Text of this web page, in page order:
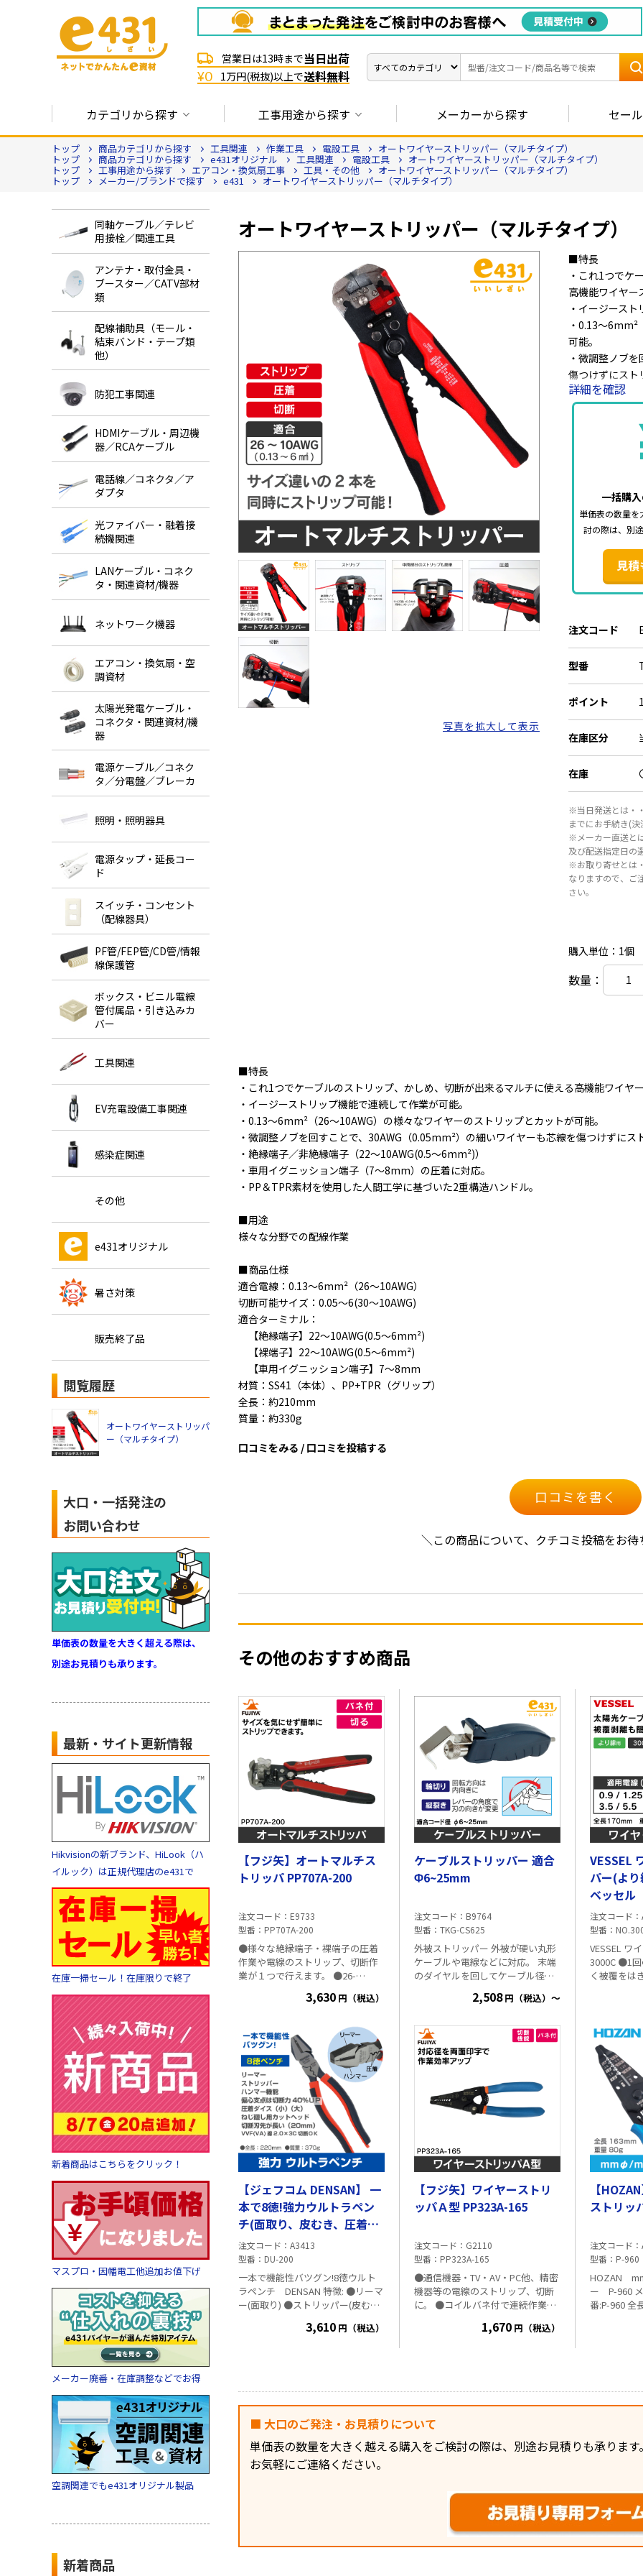
営業日は13時まで当日出荷
¥0 1万円(税抜)以上で送料無料
カテゴリから探す 工事用途から探す メーカーから探す セー
トップ 商品カテゴリから探す 工具関連 作業工具 電設工具 オートワイヤーストリッパー（マルチタイプ）
トップ 商品カテゴリから探す e431オリジナル 工具関連 電設工具 オートワイヤーストリッパー（マルチタイプ）
トップ 工事用途から探す エアコン・換気扇工事 工具・その他 オートワイヤーストリッパー（マルチタイプ）
トップ メーカー/ブランドで探す e431 オートワイヤーストリッパー（マルチタイプ）
同軸ケーブル／テレビ
用接栓／関連工具
アンテナ・取付金具・
ブースター／CATV部材
類
配線補助具（モール・
結束バンド・テープ類
他）
防犯工事関連
HDMIケーブル・周辺機
器／RCAケーブル
電話線／コネクタ／ア
ダプタ
光ファイバー・融着接
続機関連
LANケーブル・コネク
タ・関連資材/機器
ネットワーク機器
エアコン・換気扇・空
調資材
太陽光発電ケーブル・
コネクタ・関連資材/機
器
電源ケーブル／コネク
タ／分電盤／ブレーカ
照明・照明器具
電源タップ・延長コー
ド
スイッチ・コンセント
（配線器具）
PF管/FEP管/CD管/情報
線保護管
ボックス・ビニル電線
管付属品・引き込みカ
バー
工具関連
EV充電設備工事関連
感染症関連
その他
e431オリジナル
暑さ対策
販売終了品
閲覧履歴
オートワイヤーストリッパ
ー（マルチタイプ）
大口・一括発注の
お問い合わせ
単価表の数量を大きく超える際は、
別途お見積りも承ります。
最新・サイト更新情報
Hikvisionの新ブランド、HiLook（ハ
イルック）は正規代理店のe431で
在庫一掃セール！在庫限りで終了
新着商品はこちらをクリック！
マスプロ・因幡電工他追加お値下げ
メーカー廃番・在庫調整などでお得
空調関連でもe431オリジナル製品
新着商品
オートワイヤーストリッパー（マルチタイプ）
■特長
・これ1つでケ
高機能ワイヤー
・イージースト
・0.13～6mm²
可能。
・微調整ノブ
傷つけずにスト
・絶縁端子／非
・車用イグニ
・PP＆TPR素
■商品仕様
適合電線：
適合ターミナル：
【絶縁端子】
【裸端子】22
材質：SS41（
全長：約210mm
詳細を確認
一括購
単価表の数量を
討の際は、別
見
注文コード
型番
ポイント
在庫区分
在庫
※当日発送とは・
までにお手続き(
※メーカー直送と
及び配送指定日の
※お取り寄せとは
なりますので、ご
さい。
購入単位：1個
数量：
写真を拡大して表示
■特長
・これ1つでケーブルのストリップ、かしめ、切断が出来るマルチに使える高機能ワイヤー
・イージーストリップ機能で連続して作業が可能。
・0.13～6mm²（26～10AWG）の様々なワイヤーのストリップとカットが可能。
・微調整ノブを回すことで、30AWG（0.05mm²）の細いワイヤーも芯線を傷つけずにス
・絶縁端子／非絶縁端子（22～10AWG(0.5～6mm²)）
・車用イグニッション端子（7～8mm）の圧着に対応。
・PP＆TPR素材を使用した人間工学に基づいた2重構造ハンドル。
■用途
様々な分野での配線作業
■商品仕様
適合電線：0.13～6mm²（26～10AWG）
切断可能サイズ：0.05～6(30～10AWG)
適合ターミナル：
【絶縁端子】22～10AWG(0.5～6mm²)
【裸端子】22～10AWG(0.5～6mm²)
【車用イグニッション端子】7～8mm
材質：SS41（本体）、PP+TPR（グリップ）
全長：約210mm
質量：約330g
口コミをみる / 口コミを投稿する
口コミを書く
＼この商品について、クチコミ投稿をお
その他のおすすめ商品
【フジ矢】オートマルチス
トリッパ PP707A-200
注文コード
E9733
型番
PP707A-200
●様々な絶縁端子・裸端子の圧着
作業や電線のストリップ、切断作
業が１つで行えます。 ●26-
作業ができます。 ●22-10AWGの
できます。 ●7-8mmのファストン
端子のかしめ作業ができます。 ■
仕様 ・全長：200mm ・適合電
線：0.13～6mm² ・重量：340g
3,630 円（税込）
ケーブルストリッパー 適合
Φ6~25mm
注文コード
B9764
型番
TKG-CS625
外被ストリッパー 外被が硬い丸形
ケーブルや電線などに対応。 末端
のダイヤルを回してケーブル径に
ルを回すと刃の長さが調節できま
に回すことで先端の皮むきができ
ます、 レバーを倒すことで刃が90
度回転し、中間の外被を縦に裂く
2,508 円（税込）～
VESSEL
パー(よ
ベッセル
注文コード
型番
VESSEL ワ
3000C ●1回の操作で完璧にすばや
く被覆をは
具、電気
に使える
付。 適用電線：より線用 0.9mm² /
1.25mm² /
【ジェフコム DENSAN】 一
本で8徳!強力ウルトラペン
チ(面取り、皮むき、圧着ダ
イスなど)
注文コード
A3413
型番
DU-200
一本で機能性バツグン!8徳ウルト
ラペンチ DENSAN 特徴: ●リーマ
ー(面取り) ●ストリッパー(皮むき)
(20mm)VA2.0×3C 切断OK ●ハン
3,610 円（税込）
【フジ矢】ワイヤーストリ
ッパＡ型 PP323A-165
注文コード
G2110
型番
PP323A-165
●通信機器・TV・AV・PC他、精密
機器等の電線のストリップ、切断
に。 ●コイルバネ付で連続作業に
に手にフィットする軟質成形樹脂
重量：140g ・適応電線サイズ
(AWG)：20・18・16・14・12・10
・適応電線サイズ(単線)：0.8・
1,670 円（税込）
【
ストリッ
注文コード
型番
P-960
HOZAN
ー P-960 メーカー名:HOZAN 型
番:P-960 全長
【より線
■ 大口のご発注・お見積りについて
単価表の数量を大きく越える購入をご検討の際は、別途お見積りも承ります。
お気軽にご連絡ください。